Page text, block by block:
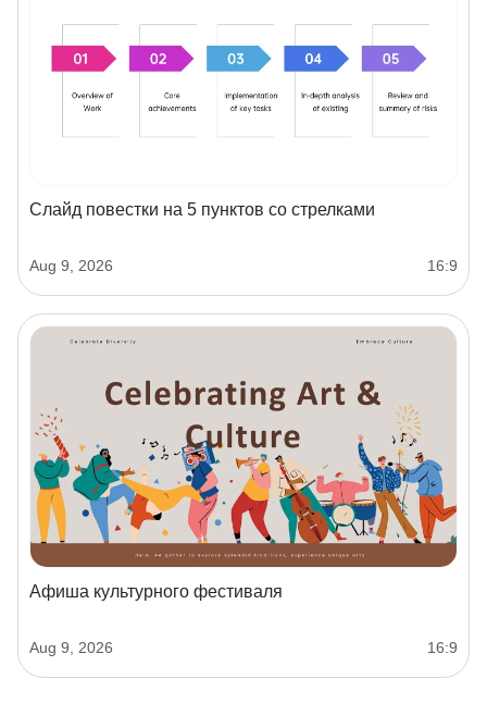
Слайд повестки на 5 пунктов со стрелками
Aug 9, 2026 16:9
Афиша культурного фестиваля
Aug 9, 2026 16:9